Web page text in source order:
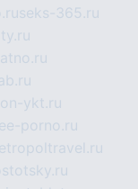
seks-365.ru
ykt.ru
porno.ru